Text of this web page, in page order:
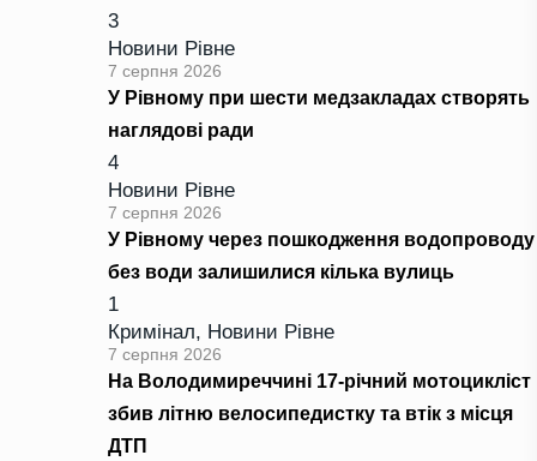
3
Новини Рівне
7 серпня 2026
У Рівному при шести медзакладах створять
наглядові ради
4
Новини Рівне
7 серпня 2026
У Рівному через пошкодження водопроводу
без води залишилися кілька вулиць
1
Кримінал, Новини Рівне
7 серпня 2026
На Володимиреччині 17-річний мотоцикліст
збив літню велосипедистку та втік з місця
ДТП